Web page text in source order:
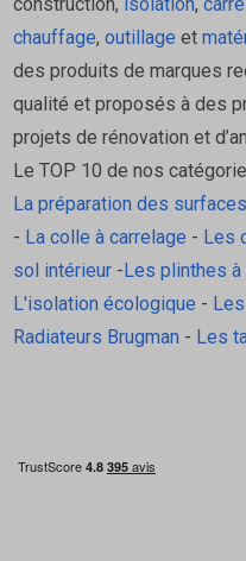
Fiche technique
Fiche de
Fiche de
FAQ-
1. Combien de temps
marcher sur le ragréage
Il est recommandé
de marcher sur le sol, en
température ambiante.
dégraisser les surfaces
chauffage, outillage et
des produits de marques
qualité et proposés à des
projets de rénovation et
Le TOP 10 de nos
La préparation des
- La colle à carrelage - Les
sol intérieur- Les plinthes à
L'isolation écologique -
Radiateurs Brugman - Les